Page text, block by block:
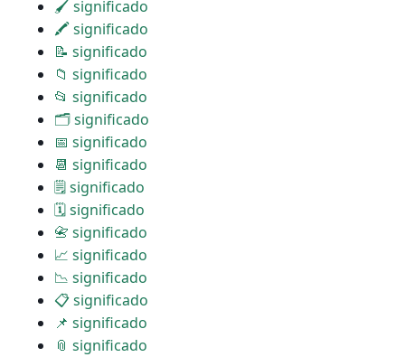
🖌 significado
🖍 significado
📝 significado
📁 significado
📂 significado
🗂 significado
📅 significado
📆 significado
🗒 significado
🗓 significado
📇 significado
📈 significado
📉 significado
📋 significado
📌 significado
📎 significado